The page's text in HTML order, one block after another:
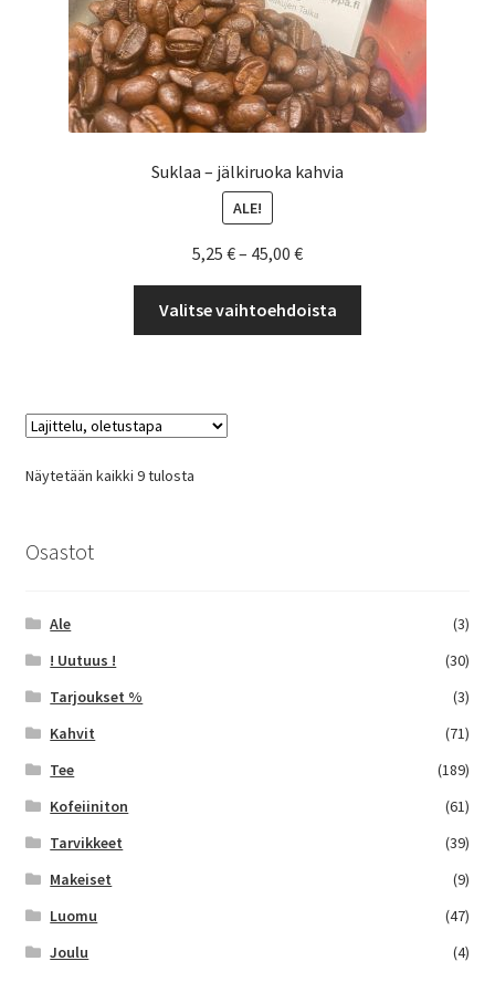
Suklaa – jälkiruoka kahvia
ALE!
5,25 €– 45,00 €Hintaluokka:
-
45,00 €
Valitse vaihtoehdoista
Näytetään kaikki 9 tulosta
Osastot
Ale
(3)
! Uutuus !
(30)
Tarjoukset %
(3)
Kahvit
(71)
Tee
(189)
Kofeiiniton
(61)
Tarvikkeet
(39)
Makeiset
(9)
Luomu
(47)
Joulu
(4)